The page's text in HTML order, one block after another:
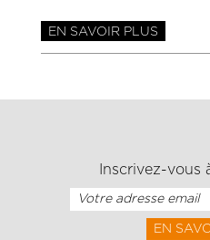
EN SAVOIR PLUS
Inscrivez-vous
EN